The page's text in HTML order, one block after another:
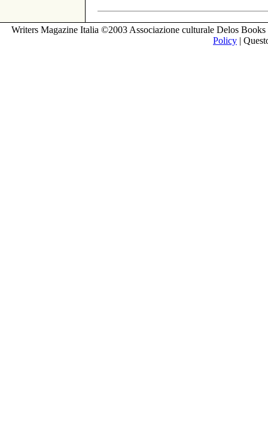
Writers Magazine Italia ©2003 Associazione culturale Delos
Policy |